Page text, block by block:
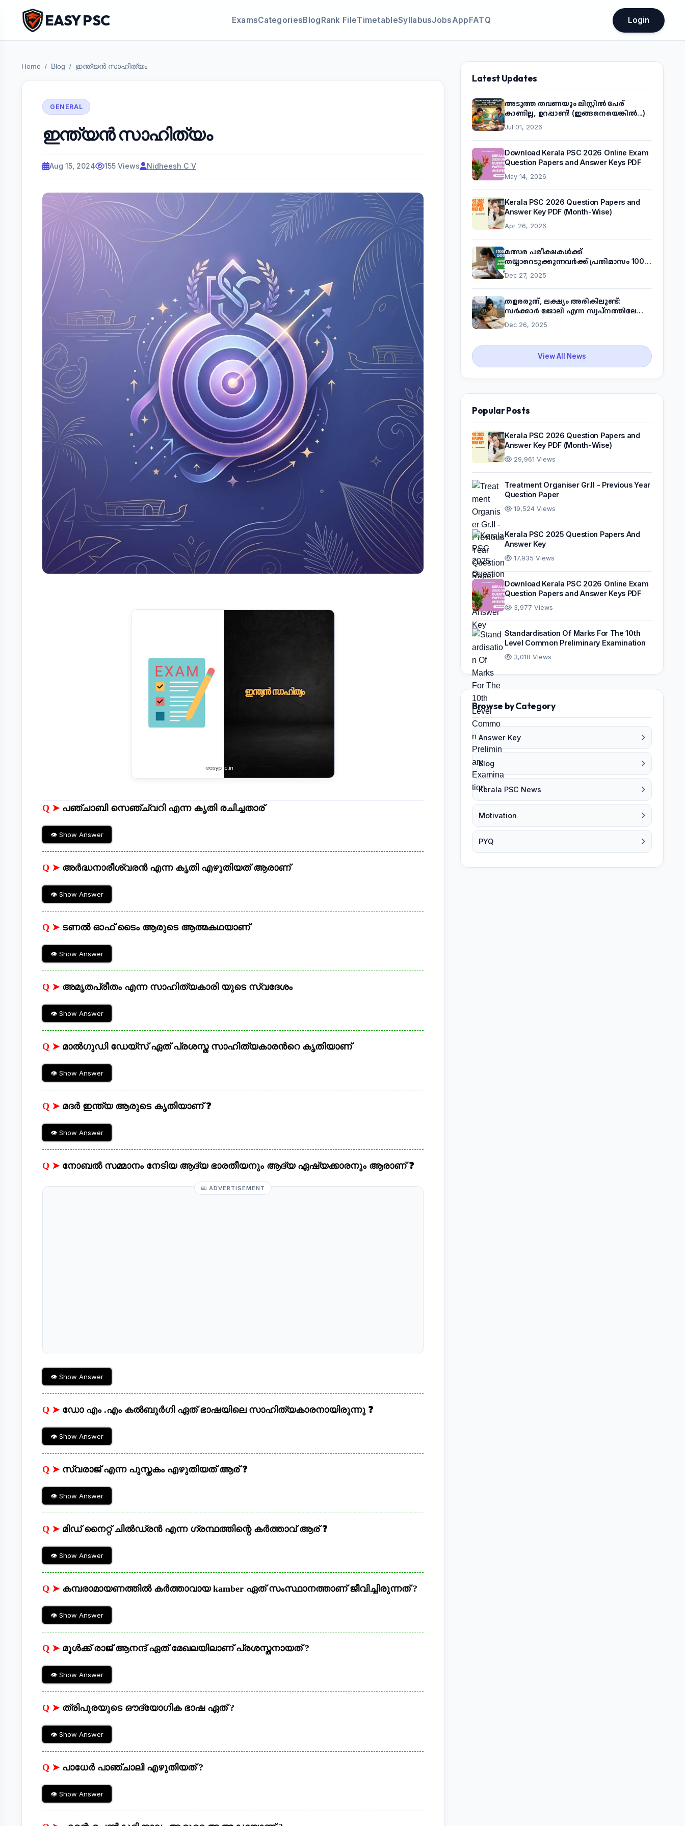
EASY PSC ExamsCategoriesBlogRank FileTimetableSyllabusJobsAppFATQ Login
Home Blog ഇന്ത്യൻ സാഹിത്യം
GENERAL
ഇന്ത്യൻ സാഹിത്യം
Aug 15, 2024 155 Views Nidheesh C V
Q ➤ പഞ്ചാബി സെഞ്ച്വറി എന്ന കൃതി രചിച്ചതാര്
👁 Show Answer
Q ➤ അർദ്ധനാരീശ്വരൻ എന്ന കൃതി എഴുതിയത് ആരാണ്
👁 Show Answer
Q ➤ ടണൽ ഓഫ് ടൈം ആരുടെ ആത്മകഥയാണ്
👁 Show Answer
Q ➤ അമൃതപ്രീതം എന്ന സാഹിത്യകാരി യുടെ സ്വദേശം
👁 Show Answer
Q ➤ മാൽഗുഡി ഡേയ്സ് ഏത് പ്രശസ്ത സാഹിത്യകാരൻറെ കൃതിയാണ്
👁 Show Answer
Q ➤ മദർ ഇന്ത്യ ആരുടെ കൃതിയാണ് ❓
👁 Show Answer
Q ➤ നോബൽ സമ്മാനം നേടിയ ആദ്യ ഭാരതീയനും ആദ്യ ഏഷ്യക്കാരനും ആരാണ് ❓
ADVERTISEMENT
👁 Show Answer
Q ➤ ഡോ എം .എം കൽബുർഗി ഏത് ഭാഷയിലെ സാഹിത്യകാരനായിരുന്നു ❓
👁 Show Answer
Q ➤ സ്വരാജ് എന്ന പുസ്തകം എഴുതിയത് ആര് ❓
👁 Show Answer
Q ➤ മിഡ് നൈറ്റ് ചിൽഡ്രൻ എന്ന ഗ്രന്ഥത്തിന്റെ കർത്താവ് ആര് ❓
👁 Show Answer
Q ➤ കമ്പരാമായണത്തിൽ കർത്താവായ kamber ഏത് സംസ്ഥാനത്താണ് ജീവിച്ചിരുന്നത് ?
👁 Show Answer
Q ➤ മൂൾക്ക് രാജ് ആനന്ദ് ഏത് മേഖലയിലാണ് പ്രശസ്തനായത് ?
👁 Show Answer
Q ➤ ത്രിപുരയുടെ ഔദ്യോഗിക ഭാഷ ഏത് ?
👁 Show Answer
Q ➤ പാധേർ പാഞ്ചാലി എഴുതിയത് ?
👁 Show Answer
Latest Updates
അടുത്ത തവണയും ലിസ്റ്റിൽ പേര്
കാണില്ല, ഉറപ്പാണ്! (ഇങ്ങനെയെങ്കിൽ...)
Jul 01, 2026
Download Kerala PSC 2026 Online Exam
Question Papers and Answer Keys PDF
May 14, 2026
Kerala PSC 2026 Question Papers and
Answer Key PDF (Month-Wise)
Apr 26, 2026
മത്സര പരീക്ഷകൾക്ക്
തയ്യാറെടുക്കുന്നവർക്ക് പ്രതിമാസം 1000
പദ്ധതിയെക്കുറിച്ച് അറിയാം
Dec 27, 2025
തളരരുത്, ലക്ഷ്യം അരികിലുണ്ട്:
സർക്കാർ ജോലി എന്ന സ്വപ്നത്തിലേക്ക്
Dec 26, 2025
View All News
Popular Posts
Kerala PSC 2026 Question Papers and
Answer Key PDF (Month-Wise)
29,961 Views
Treatment Organiser Gr.II - Previous Year
Question Paper
19,524 Views
Kerala PSC 2025 Question Papers And
Answer Key
17,935 Views
Download Kerala PSC 2026 Online Exam
Question Papers and Answer Keys PDF
3,977 Views
Standardisation Of Marks For The 10th
Level Common Preliminary Examination
3,018 Views
Browse by Category
Answer Key
Blog
Kerala PSC News
Motivation
PYQ